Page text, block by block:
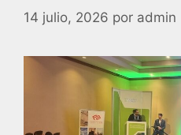
14 julio, 2026 por admin